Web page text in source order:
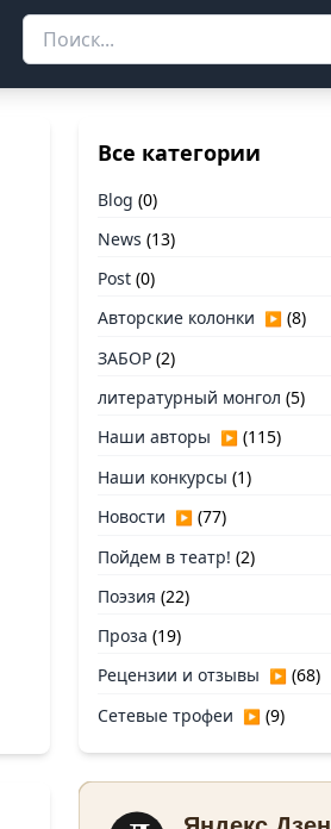
Все категории
Blog (0)
News (13)
Post (0)
Авторские колонки ▶ (8)
ЗАБОР (2)
литературный монгол (5)
Наши авторы ▶ (115)
Наши конкурсы (1)
Новости ▶ (77)
Пойдем в театр! (2)
Поэзия (22)
Проза (19)
Рецензии и отзывы ▶ (68)
Сетевые трофеи ▶ (9)